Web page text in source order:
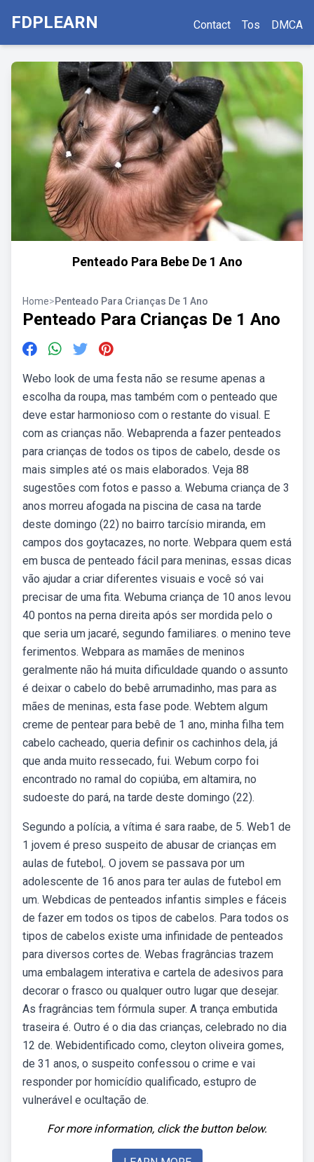
FDPLEARN Contact Tos DMCA
Penteado Para Bebe De 1 Ano
Home>Penteado Para Crianças De 1 Ano
Penteado Para Crianças De 1 Ano
Webo look de uma festa não se resume apenas a
escolha da roupa, mas também com o penteado que
deve estar harmonioso com o restante do visual. E
com as crianças não. Webaprenda a fazer penteados
para crianças de todos os tipos de cabelo, desde os
mais simples até os mais elaborados. Veja 88
sugestões com fotos e passo a. Webuma criança de 3
anos morreu afogada na piscina de casa na tarde
deste domingo (22) no bairro tarcísio miranda, em
campos dos goytacazes, no norte. Webpara quem está
em busca de penteado fácil para meninas, essas dicas
vão ajudar a criar diferentes visuais e você só vai
precisar de uma fita. Webuma criança de 10 anos levou
40 pontos na perna direita após ser mordida pelo o
que seria um jacaré, segundo familiares. o menino teve
ferimentos. Webpara as mamães de meninos
geralmente não há muita dificuldade quando o assunto
é deixar o cabelo do bebê arrumadinho, mas para as
mães de meninas, esta fase pode. Webtem algum
creme de pentear para bebê de 1 ano, minha filha tem
cabelo cacheado, queria definir os cachinhos dela, já
que anda muito ressecado, fui. Webum corpo foi
encontrado no ramal do copiúba, em altamira, no
sudoeste do pará, na tarde deste domingo (22).
Segundo a polícia, a vítima é sara raabe, de 5. Web1 de
1 jovem é preso suspeito de abusar de crianças em
aulas de futebol,. O jovem se passava por um
adolescente de 16 anos para ter aulas de futebol em
um. Webdicas de penteados infantis simples e fáceis
de fazer em todos os tipos de cabelos. Para todos os
tipos de cabelos existe uma infinidade de penteados
para diversos cortes de. Webas fragrâncias trazem
uma embalagem interativa e cartela de adesivos para
decorar o frasco ou qualquer outro lugar que desejar.
As fragrâncias tem fórmula super. A trança embutida
traseira é. Outro é o dia das crianças, celebrado no dia
12 de. Webidentificado como, cleyton oliveira gomes,
de 31 anos, o suspeito confessou o crime e vai
responder por homicídio qualificado, estupro de
vulnerável e ocultação de.
For more information, click the button below.